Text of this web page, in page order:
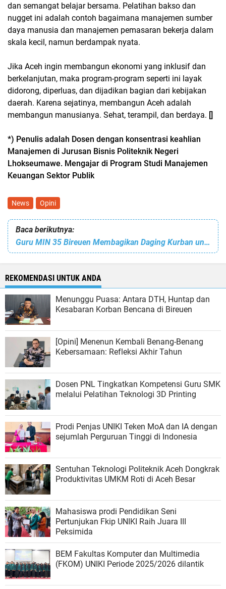
dan semangat belajar bersama. Pelatihan bakso dan
nugget ini adalah contoh bagaimana manajemen sumber
daya manusia dan manajemen pemasaran bekerja dalam
skala kecil, namun berdampak nyata.
Jika Aceh ingin membangun ekonomi yang inklusif dan
berkelanjutan, maka program-program seperti ini layak
didorong, diperluas, dan dijadikan bagian dari kebijakan
daerah. Karena sejatinya, membangun Aceh adalah
membangun manusianya. Sehat, terampil, dan berdaya. []
*) Penulis adalah Dosen dengan konsentrasi keahlian
Manajemen di Jurusan Bisnis Politeknik Negeri
Lhokseumawe. Mengajar di Program Studi Manajemen
Keuangan Sektor Publik
News Opini
Baca berikutnya:
Guru MIN 35 Bireuen Membagikan Daging Kurban untuk 196 Muridnya
REKOMENDASI UNTUK ANDA
Menunggu Puasa: Antara DTH, Huntap dan
Kesabaran Korban Bencana di Bireuen
[Opini] Menenun Kembali Benang-Benang
Kebersamaan: Refleksi Akhir Tahun
Dosen PNL Tingkatkan Kompetensi Guru SMK
melalui Pelatihan Teknologi 3D Printing
Prodi Penjas UNIKI Teken MoA dan IA dengan
sejumlah Perguruan Tinggi di Indonesia
Sentuhan Teknologi Politeknik Aceh Dongkrak
Produktivitas UMKM Roti di Aceh Besar
Mahasiswa prodi Pendidikan Seni
Pertunjukan Fkip UNIKI Raih Juara III
Peksimida
BEM Fakultas Komputer dan Multimedia
(FKOM) UNIKI Periode 2025/2026 dilantik